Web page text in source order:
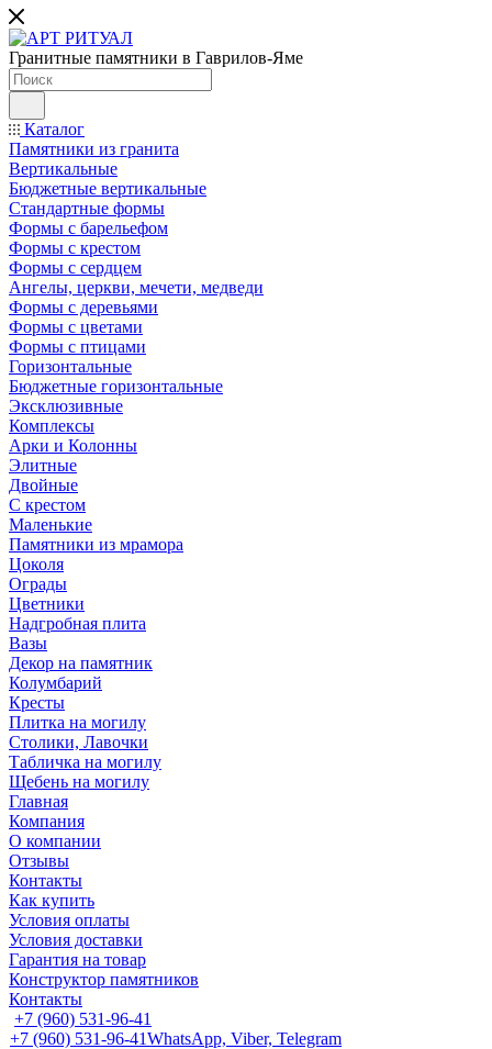
Гранитные памятники в Гаврилов-Яме
Каталог
Памятники из гранита
Вертикальные
Бюджетные вертикальные
Стандартные формы
Формы с барельефом
Формы с крестом
Формы с сердцем
Ангелы, церкви, мечети, медведи
Формы с деревьями
Формы с цветами
Формы с птицами
Горизонтальные
Бюджетные горизонтальные
Эксклюзивные
Комплексы
Арки и Колонны
Элитные
Двойные
С крестом
Маленькие
Памятники из мрамора
Цоколя
Ограды
Цветники
Надгробная плита
Вазы
Декор на памятник
Колумбарий
Кресты
Плитка на могилу
Столики, Лавочки
Табличка на могилу
Щебень на могилу
Главная
Компания
О компании
Отзывы
Контакты
Как купить
Условия оплаты
Условия доставки
Гарантия на товар
Конструктор памятников
Контакты
+7 (960) 531-96-41
+7 (960) 531-96-41WhatsApp, Viber, Telegram